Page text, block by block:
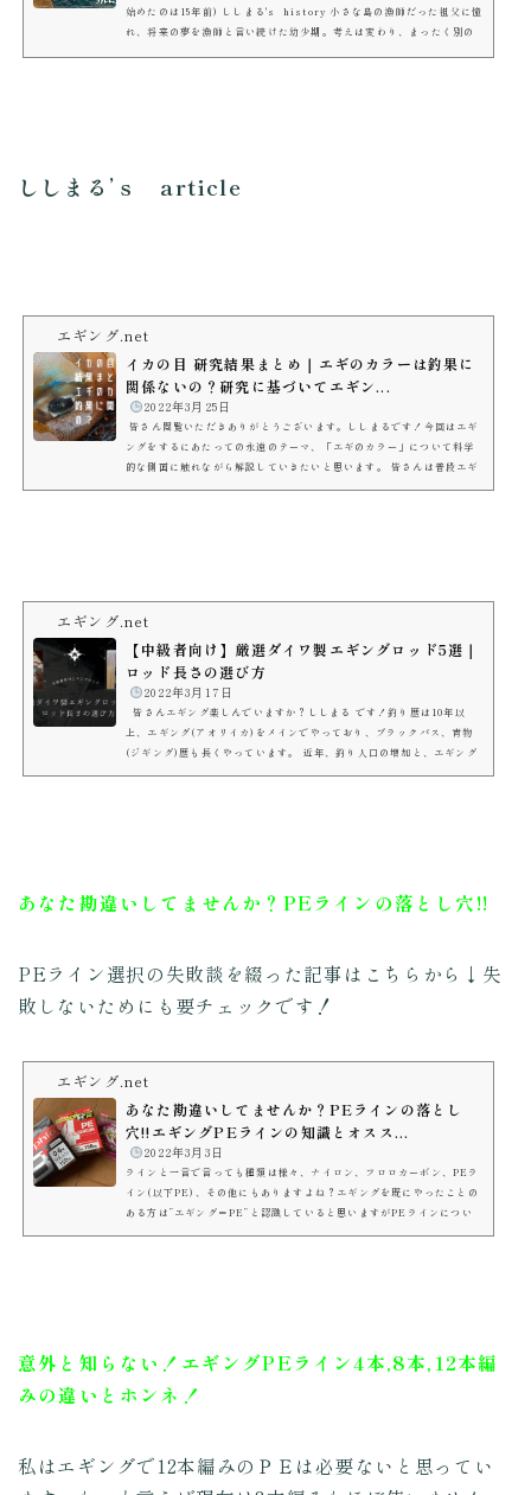
始めたのは15年前) ししまる's history 小さな島の漁師だった祖父に憧
れ、将来の夢を漁師と言い続けた幼少期。考えは変わり、まったく別の
ししまる’ｓ article
エギング.net
イカの目 研究結果まとめ｜エギのカラーは釣果に
関係ないの？研究に基づいてエギン...
2022年3月25日
皆さん閲覧いただきありがとうございます。ししまるです！今回はエギ
ングをするにあたっての永遠のテーマ、「エギのカラー」について科学
的な側面に触れながら解説していきたいと思います。 皆さんは普段エギ
ングをするにあたってエギのカラーはどのように決めていますか？ 天気
エギング.net
【中級者向け】厳選ダイワ製エギングロッド5選｜
ロッド長さの選び方
2022年3月17日
皆さんエギング楽しんでいますか？ししまる です！釣り歴は10年以
上、エギング(アオリイカ)をメインでやっており、ブラックバス、青物
(ジギング)歴も長くやっています。 近年、釣り人口の増加と、エギング
というジャンルが掘り下げられ、様々なメーカーから数多くのエギング
あなた勘違いしてませんか？PEラインの落とし穴!!
PEライン選択の失敗談を綴った記事はこちらから↓失
敗しないためにも要チェックです！
エギング.net
あなた勘違いしてませんか？PEラインの落とし
穴!!エギングPEラインの知識とオスス...
2022年3月3日
ラインと一言で言っても種類は様々、ナイロン、フロロカーボン、PEラ
イン(以下PE)、その他にもありますよね？エギングを既にやったことの
ある方は”エギング＝PE”と認識していると思いますがPEラインについ
て、どの程度把握して使用していますか？ 単純に考えて使っていると私
意外と知らない！エギングPEライン4本,8本,12本編
みの違いとホンネ！
私はエギングで12本編みのＰＥは必要ないと思ってい